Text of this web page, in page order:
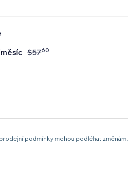
$5760
podmínky mohou podléhat změnám.